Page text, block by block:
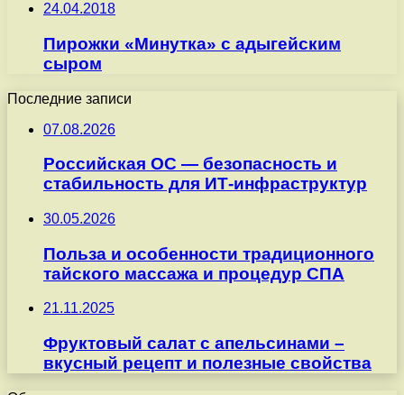
24.04.2018
Пирожки «Минутка» с адыгейским
сыром
Последние записи
07.08.2026
Российская ОС — безопасность и
стабильность для ИТ-инфраструктур
30.05.2026
Польза и особенности традиционного
тайского массажа и процедур СПА
21.11.2025
Фруктовый салат с апельсинами –
вкусный рецепт и полезные свойства